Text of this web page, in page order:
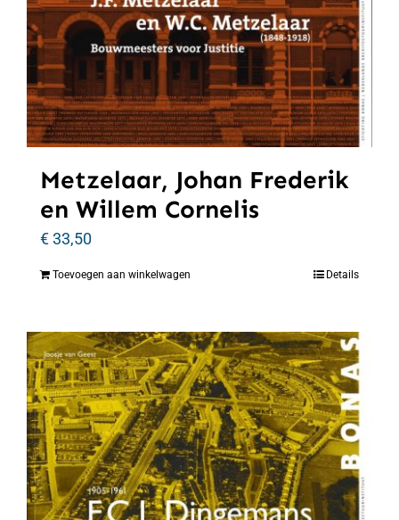
Metzelaar, Johan Frederik
en Willem Cornelis
€33,50
Toevoegen aan winkelwagen Details